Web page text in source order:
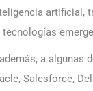
artificial,
a
Salesforce,